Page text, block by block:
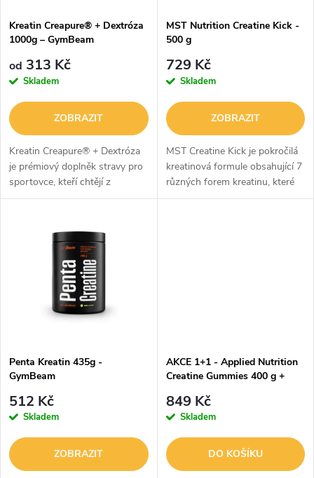
p
r
o
d
u
s
p
r
o
d
u
Kreatin Creapure® + Dextróza
1000g – GymBeam
od 313 Kč
Skladem
ZOBRAZIT
Kreatin Creapure® + Dextróza
je prémiový doplněk stravy pro
sportovce, kteří chtějí z
tréninku vyždímat maximum. V
MST Nutrition Creatine Kick -
500 g
729 Kč
Skladem
ZOBRAZIT
MST Creatine Kick je pokročilá
kreatinová formule obsahující 7
různých forem kreatinu, které
jsou doplněny o L-citrulin a
Penta Kreatin 435g -
GymBeam
512 Kč
Skladem
ZOBRAZIT
AKCE 1+1 - Applied Nutrition
Creatine Gummies 400 g +
849 Kč
Skladem
DO KOŠÍKU